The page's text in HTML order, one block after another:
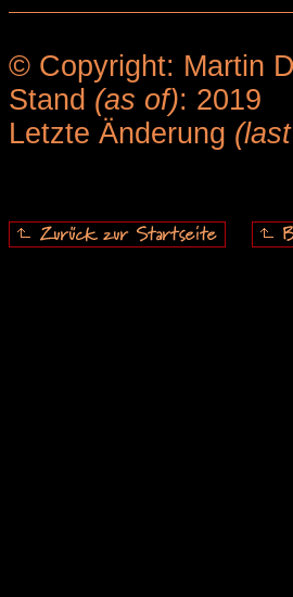
© Copyright: Martin
Stand (as of): 2019
Letzte Änderung